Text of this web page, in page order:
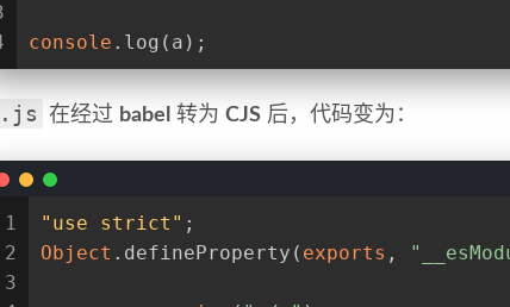
console .log(a);
在经过 babel 转为 CJS 后，代码变为：
1
2
3
"use strict" ;
Object .defineProperty( exports ,